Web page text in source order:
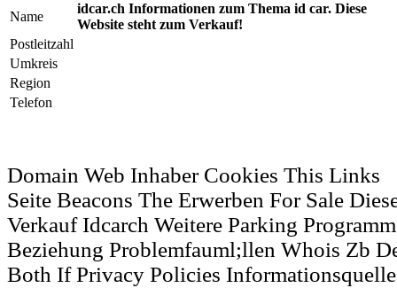
Name
idcar.ch Informationen zum Thema id car. Diese
Website steht zum Verkauf!
Postleitzahl
Umkreis
Region
Telefon
Domain Web Inhaber Cookies This Links
Seite Beacons The Erwerben For Sale
Verkauf Idcarch Weitere Parking
Beziehung Problemfauml;llen Whois Zb
Both If Privacy Policies